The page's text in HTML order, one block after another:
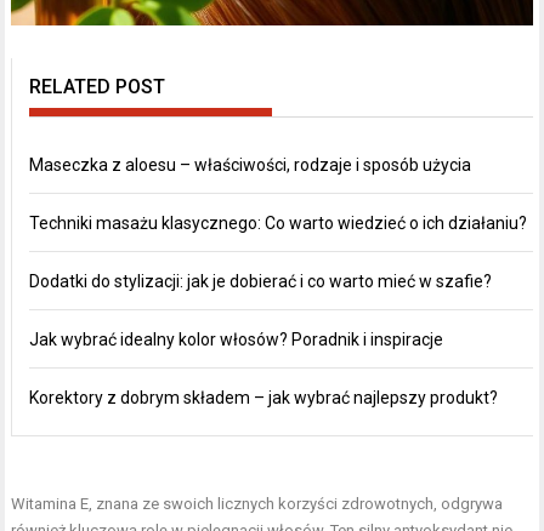
RELATED POST
Maseczka z aloesu – właściwości, rodzaje i sposób użycia
Techniki masażu klasycznego: Co warto wiedzieć o ich działaniu?
Dodatki do stylizacji: jak je dobierać i co warto mieć w szafie?
Jak wybrać idealny kolor włosów? Poradnik i inspiracje
Korektory z dobrym składem – jak wybrać najlepszy produkt?
Witamina E, znana ze swoich licznych korzyści zdrowotnych, odgrywa